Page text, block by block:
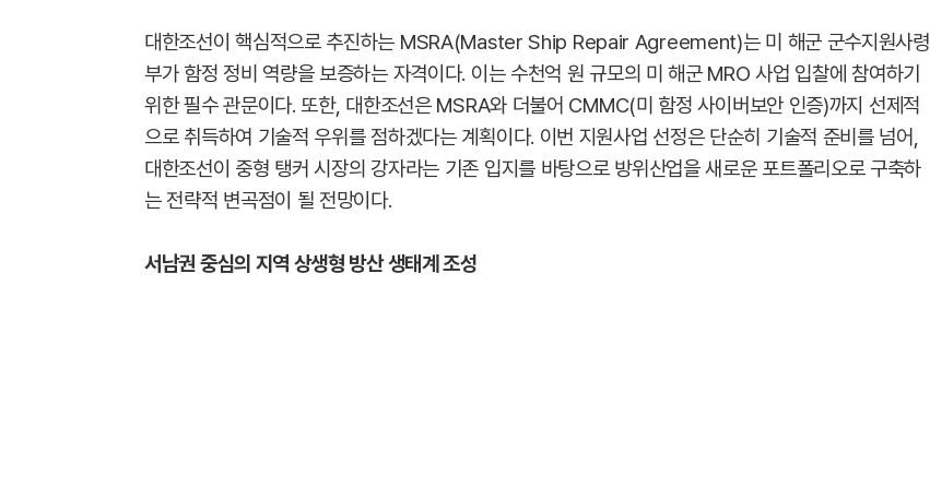
대한조선이 핵심적으로 추진하는 MSRA(Master Ship Repair Agreement)는 미 해군 군수지원사령
부가 함정 정비 역량을 보증하는 자격이다. 이는 수천억 원 규모의 미 해군 MRO 사업 입찰에 참여하기
위한 필수 관문이다. 또한, 대한조선은 MSRA와 더불어 CMMC(미 함정 사이버보안 인증)까지 선제적
으로 취득하여 기술적 우위를 점하겠다는 계획이다. 이번 지원사업 선정은 단순히 기술적 준비를 넘어,
대한조선이 중형 탱커 시장의 강자라는 기존 입지를 바탕으로 방위산업을 새로운 포트폴리오로 구축하
는 전략적 변곡점이 될 전망이다.
서남권 중심의 지역 상생형 방산 생태계 조성